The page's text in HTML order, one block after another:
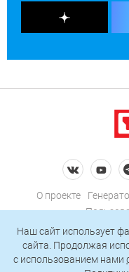
О проекте
Наш сайт использует
сайта. Продолжая
c использованием нами